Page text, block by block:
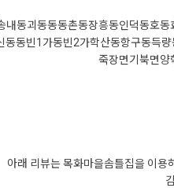
내동괴동동동촌동장흥동인덕동호동
동동빈1가동빈2가학산동항구동득량
죽장면기북면양
아래 리뷰는 목화마을솜틀집을 이용